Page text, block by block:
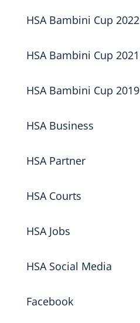
HSA Bambini Cup 2022
HSA Bambini Cup 2021
HSA Bambini Cup 2019
HSA Business
HSA Partner
HSA Courts
HSA Jobs
HSA Social Media
Facebook